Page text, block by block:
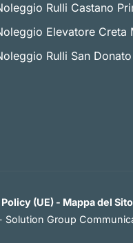
Rulli Castano
Elevatore Creta
Rulli San
(UE) - Mappa del Sito
Solution Group